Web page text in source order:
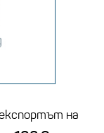
експортът на